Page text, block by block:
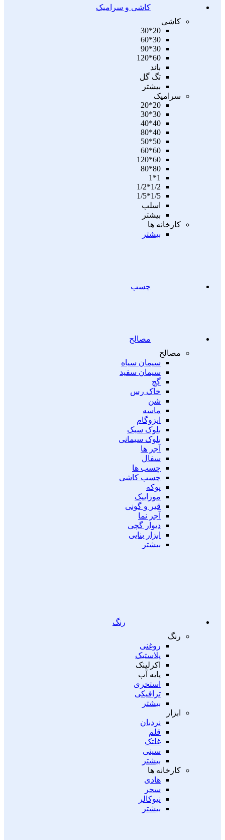
کاشی و سرامیک
کاشی
20*30
30*60
30*90
60*120
باند
تگ گل
بیشتر
سرامیک
20*20
30*30
40*40
40*80
50*50
60*60
60*120
80*80
1*1
1/2*1/2
1/5*1/5
اسلب
بیشتر
کارخانه ها
بیشتر
چسب
مصالح
مصالح
سیمان سیاه
سیمان سفید
گچ
خاک رس
شن
ماسه
ایزوگام
بلوک سبک
بلوک سیمانی
آجر ها
سفال
چسب ها
چسب کاشی
پوکه
موزاییک
قیر و گونی
آجر نما
دیوار گچی
ابزار بنایی
بیشتر
رنگ
رنگ
روغنی
پلاستیک
اکرلینک
پایه آب
استخری
ترافیکی
بیشتر
ابزار
نردبان
قلم
غلتک
سینی
بیشتر
کارخانه ها
هادی
سحر
نیوکالر
بیشتر